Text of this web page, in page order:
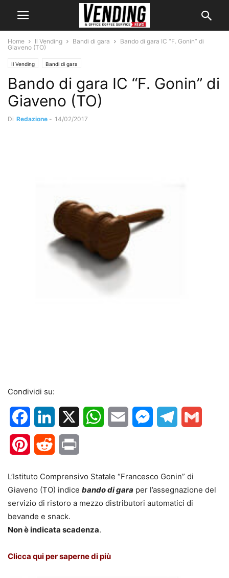
Home Il Vending Bandi di gara
Bando di gara IC “F. Gonin” di
Giaveno (TO)
Il Vending Bandi di gara
Bando di gara IC “F. Gonin” di
Giaveno (TO)
Di Redazione - 14/02/2017
Condividi su:
FacebookLinkedIn WhatsApp
Email MessengerTelegram
PinterestReddit
L’Istituto Comprensivo Statale “Francesco Gonin” di
Giaveno (TO) indice bando di gara per l’assegnazione del
servizio di ristoro a mezzo distributori automatici di
bevande e snack.
Non è indicata scadenza.
Clicca qui per saperne di più